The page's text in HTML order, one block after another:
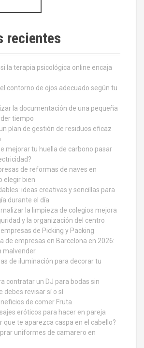
recientes
la terapia psicológica online encaja
contorno de ojos adecuado según tu
la documentación de una pequeña
tiempo
plan de gestión de residuos eficaz
mejorar tu huella de carbono pasar
de reformas de naves en
elegir bien
ideas creativas y sencillas para
durante el día
la limpieza de colegios mejora
y la organización del centro
empresas de Picking y Packing
de empresas en Barcelona en 2026:
malvender
de iluminación para decorar tu
contratar un DJ para bodas sin
debes revisar sí o sí
de comer Fruta
eróticos para hacer en pareja
que te aparezca caspa en el cabello?
uniformes de camarero en